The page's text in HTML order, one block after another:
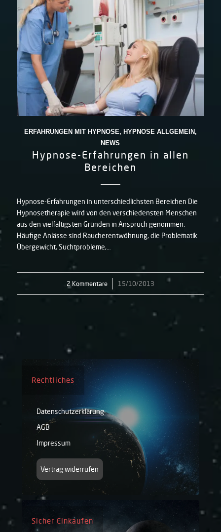
ERFAHRUNGEN MIT HYPNOSE, HYPNOSE ALLGEMEIN ,
NEWS
Hypnose-Erfahrungen in allen
Bereichen
Hypnose-Erfahrungen in unterschiedlichsten Bereichen Die
Hypnosetherapie wird von den verschiedensten Menschen
aus den vielfältigsten Gründen in Anspruch genommen.
Häufige Anlässe sind Raucherentwöhnung, die Problematik
Übergewicht, Suchtprobleme,…
2 Kommentare
/ 15/10/2013
Rechtliches
Datenschutzerklärung
AGB
Impressum
Vertrag widerrufen
Sicher Einkaufen